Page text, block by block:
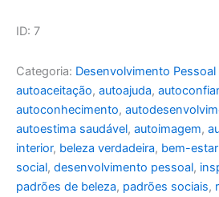
ID: 7
Categoria: Desenvolvimento Pessoal
autoaceitação, autoajuda,
autoconhecimento,
autoestima saudável, autoimagem,
interior, beleza verdadeira, bem-
social, desenvolvimento pessoal,
padrões de beleza, padrões sociais,